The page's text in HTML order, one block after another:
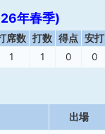
年春季)
席数 打数 得点 安打
1 1 0 0
出場